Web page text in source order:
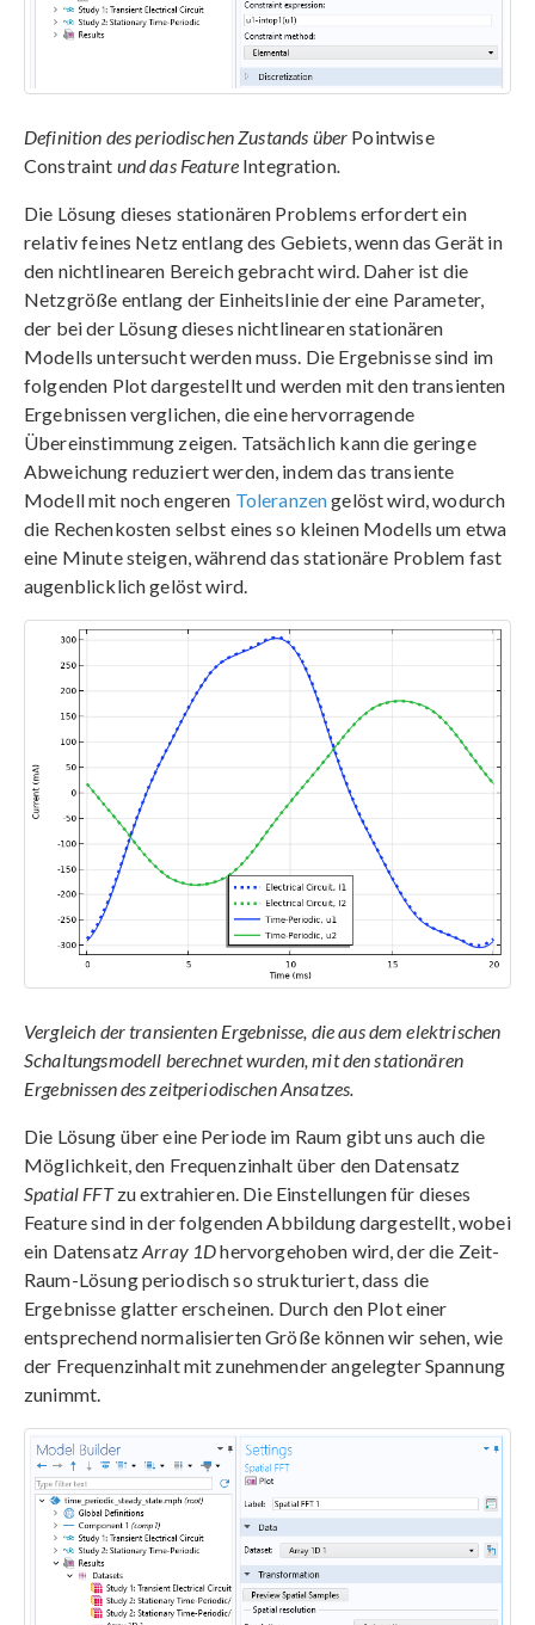
Definition des periodischen Zustands über Pointwise
Constraint und das Feature Integration.
Die Lösung dieses stationären Problems erfordert ein
relativ feines Netz entlang des Gebiets, wenn das Gerät in
den nichtlinearen Bereich gebracht wird. Daher ist die
Netzgröße entlang der Einheitslinie der eine Parameter,
der bei der Lösung dieses nichtlinearen stationären
Modells untersucht werden muss. Die Ergebnisse sind im
folgenden Plot dargestellt und werden mit den transienten
Ergebnissen verglichen, die eine hervorragende
Übereinstimmung zeigen. Tatsächlich kann die geringe
Abweichung reduziert werden, indem das transiente
Modell mit noch engeren Toleranzengelöst wird, wodurch
die Rechenkosten selbst eines so kleinen Modells um etwa
eine Minute steigen, während das stationäre Problem fast
augenblicklich gelöst wird.
Vergleich der transienten Ergebnisse, die aus dem elektrischen
Schaltungsmodell berechnet wurden, mit den stationären
Ergebnissen des zeitperiodischen Ansatzes.
Die Lösung über eine Periode im Raum gibt uns auch die
Möglichkeit, den Frequenzinhalt über den Datensatz
Spatial FFTzu extrahieren. Die Einstellungen für dieses
Feature sind in der folgenden Abbildung dargestellt, wobei
ein DatensatzArray 1Dhervorgehoben wird, der die Zeit-
Raum-Lösung periodisch so strukturiert, dass die
Ergebnisse glatter erscheinen. Durch den Plot einer
entsprechend normalisierten Größe können wir sehen, wie
der Frequenzinhalt mit zunehmender angelegter Spannung
zunimmt.